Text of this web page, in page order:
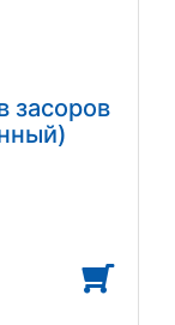
засоров